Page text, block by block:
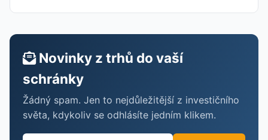
Novinky z trhů do vaší
schránky
Žádný spam. Jen to nejdůležitější z investičního
světa, kdykoliv se odhlásíte jedním klikem.